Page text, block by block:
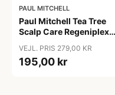
PAUL MITCHELL
Paul Mitchell Tea Tree
Scalp Care Regeniplex
VEJL. PRIS 279,00 KR
195,00 kr